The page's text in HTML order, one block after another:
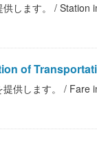
します。 /
of
供します。 /